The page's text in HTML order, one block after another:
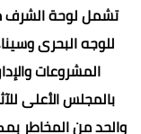
تشمل لوحة الشرف
للوجه البحرى
المشروعات
بالمجلس الأعلى
والحد من المخاطر